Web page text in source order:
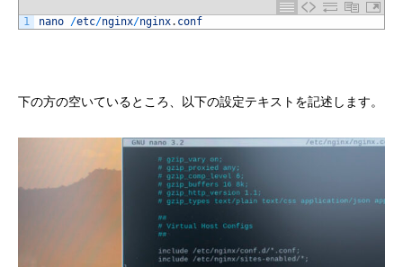
1 nano /etc/nginx/nginx. conf
下の方の空いているところ、以下の設定テキストを記述します。